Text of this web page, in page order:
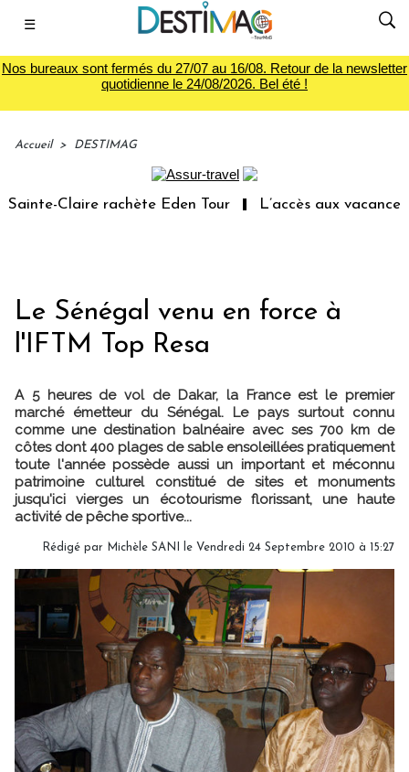
☰
Nos bureaux sont fermés du 27/07 au 16/08. Retour de la newsletter
quotidienne le 24/08/2026. Bel été !
Accueil > DESTIMAG
Claire rachète Eden Tour L’accès aux
Le Sénégal venu en force à
l'IFTM Top Resa
A 5 heures de vol de Dakar, la France est le premier
marché émetteur du Sénégal. Le pays surtout connu
comme une destination balnéaire avec ses 700 km de
côtes dont 400 plages de sable ensoleillées pratiquement
toute l'année possède aussi un important et méconnu
patrimoine culturel constitué de sites et monuments
jusqu'ici vierges un écotourisme florissant, une haute
activité de pêche sportive...
Rédigé par Michèle SANI le Vendredi 24 Septembre 2010 à 15:27